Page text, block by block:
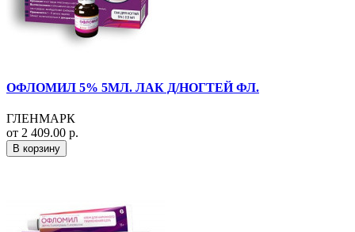
ОФЛОМИЛ 5% 5МЛ. ЛАК Д/НОГТЕЙ ФЛ.
ГЛЕНМАРК
от 2 409.00 р.
В корзину